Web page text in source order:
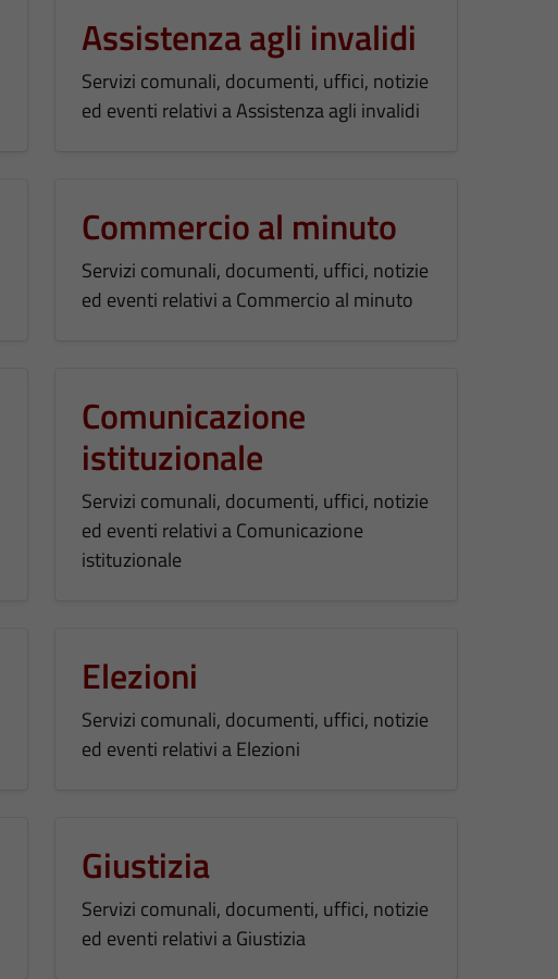
Assistenza agli invalidi
Servizi comunali, documenti, uffici, notizie
ed eventi relativi a Assistenza agli invalidi
Commercio al minuto
Servizi comunali, documenti, uffici, notizie
ed eventi relativi a Commercio al minuto
Comunicazione
istituzionale
Servizi comunali, documenti, uffici, notizie
ed eventi relativi a Comunicazione
istituzionale
Elezioni
Servizi comunali, documenti, uffici, notizie
ed eventi relativi a Elezioni
Giustizia
Servizi comunali, documenti, uffici, notizie
ed eventi relativi a Giustizia